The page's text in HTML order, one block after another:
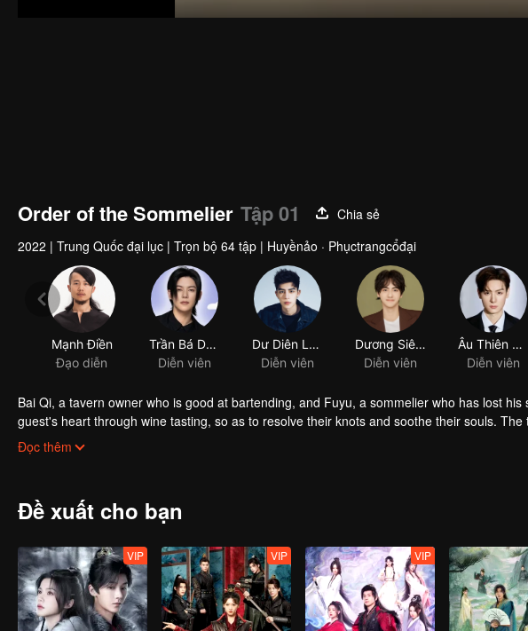
Order of the Sommelier Tập 01
Chia sẻ
2022 | Trung Quốc đại lục | Trọn bộ 64 tập | Huyềnảo · Phụctrangcổđại
Mạnh Điền
Đạo diễn
Trần Bá Dung
Diễn viên
Dư Diên Long
Diễn viên
Dương Siêu Văn
Diễn viên
Âu Thiên Thụy
Diễn viên
Bai Qi, a tavern owner who is good at bartending, and Fuyu, a sommelier who has lost
guest's heart through wine tasting, so as to resolve their knots and soothe their souls.
stories, and Bai Qi finally got the inspiration to make a wine that can restore Fuyu's taste.
Đọc thêm
Đề xuất cho bạn
VIP VIP VIP